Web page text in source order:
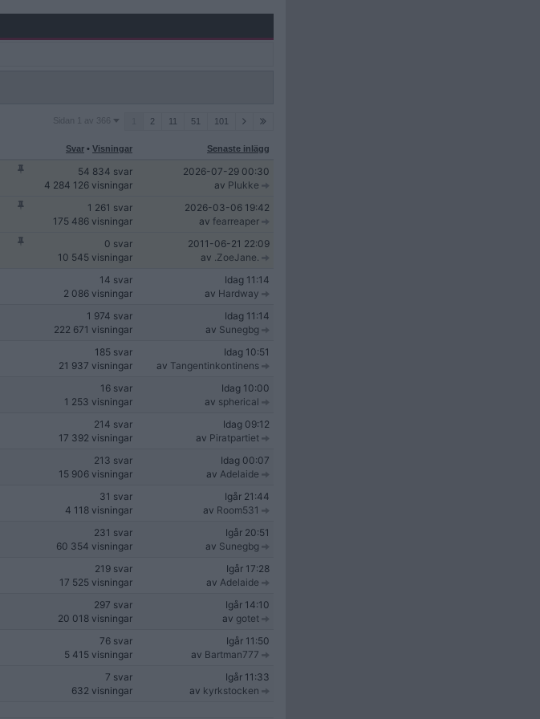
Sidan
Sidan 1 av 366 2 11 51 101
Svar • Visningar Senaste inlägg
54 834 svar
4 284 126 visningar
2026-07-29 00:30
av Plukke
1 261 svar
175 486 visningar
2026-03-06 19:42
av fearreaper
0 svar
10 545 visningar
2011-06-21 22:09
av .ZoeJane.
14 svar
2 086 visningar
Idag 11:14
av Hardway
1 974 svar
222 671 visningar
Idag 11:14
av Sunegbg
185 svar
21 937 visningar
Idag 10:51
av Tangentinkontinens
16 svar
1 253 visningar
Idag 10:00
av spherical
214 svar
17 392 visningar
Idag 09:12
av Piratpartiet
213 svar
15 906 visningar
Idag 00:07
av Adelaide
31 svar
4 118 visningar
Igår 21:44
av Room531
231 svar
60 354 visningar
Igår 20:51
av Sunegbg
219 svar
17 525 visningar
Igår 17:28
av Adelaide
297 svar
20 018 visningar
Igår 14:10
av gotet
76 svar
5 415 visningar
Igår 11:50
av Bartman777
7 svar
632 visningar
Igår 11:33
av kyrkstocken